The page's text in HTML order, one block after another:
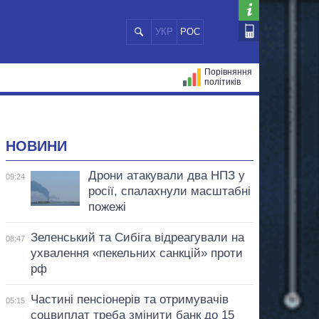
УКР РОС
Порівняння
політиків
НОВИНИ
09:24
Дрони атакували два НПЗ у
росії, спалахнули масштабні
пожежі
08:47
Зеленський та Сибіга відреагували на
ухвалення «пекельних санкцій» проти
рф
05:15
Частині пенсіонерів та отримувачів
соцвиплат треба змінити банк до 15